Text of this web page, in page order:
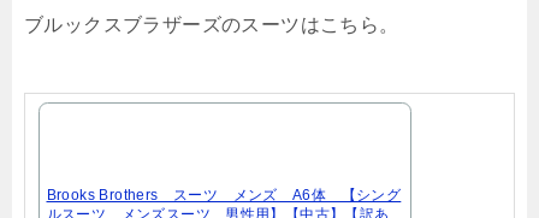
ブルックスブラザーズのスーツはこちら。
Brooks Brothers スーツ メンズ A6体 【シング
ルスーツ メンズスーツ 男性用】【中古】【訳あ